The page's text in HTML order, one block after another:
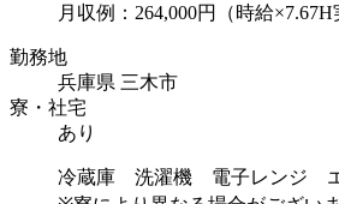
月収例：264,000円（時給
勤務地
兵庫県 三木市
寮・社宅
あり
冷蔵庫 洗濯機 電子レンジ